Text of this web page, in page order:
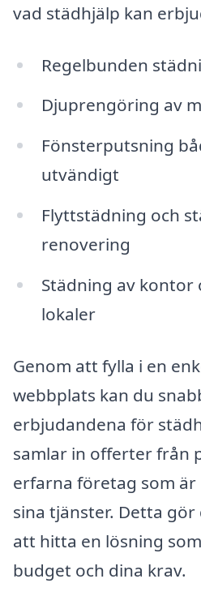
vad städhjälp kan
Regelbunden
Djuprengöring av
Fönsterputsning
utvändigt
Flyttstädning och
renovering
Städning av kontor
lokaler
Genom att fylla i en
webbplats kan du
erbjudandena för
samlar in offerter från
erfarna företag som
sina tjänster. Detta
att hitta en lösning
budget och dina krav.